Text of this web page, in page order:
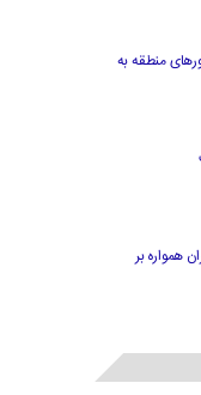
منطقه به
همواره بر